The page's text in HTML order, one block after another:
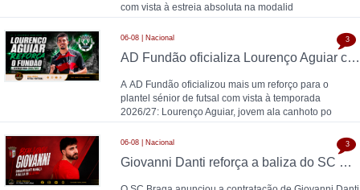
com vista à estreia absoluta na modalid
06-08 | Nacional
AD Fundão oficializa Lourenço Aguiar como reforço para 2026/27
A AD Fundão oficializou mais um reforço para o
plantel sénior de futsal com vista à temporada
2026/27: Lourenço Aguiar, jovem ala canhoto po
3
06-08 | Nacional
Giovanni Danti reforça a baliza do SC Braga
3